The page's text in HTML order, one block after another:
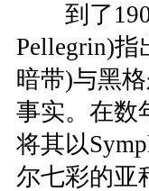
到了1904
Pellegrin)
暗带)与黑
事实。在数
将其以
尔七彩的亚